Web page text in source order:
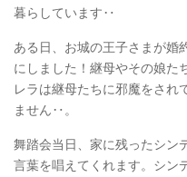
暮らしています‥
ある日、お城の王子さまが婚
にしました！継母やその娘た
レラは継母たちに邪魔をされ
ません‥。
舞踏会当日、家に残ったシン
言葉を唱えてくれます。シン